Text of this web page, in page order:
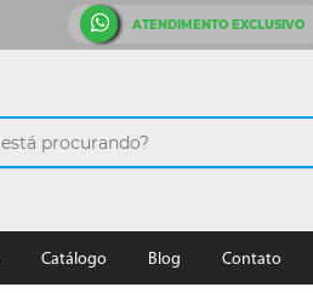
ATENDIMENTO EXCLUSIVO
Catálogo Blog Contato